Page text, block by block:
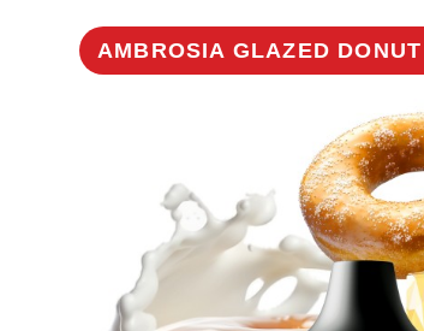
AMBROSIA GLAZED